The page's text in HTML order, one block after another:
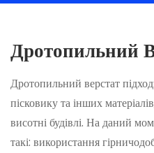
Дротопильний
Дротопильний верстат
пісковику та інших
висотні будівлі. На даний
такі: використання